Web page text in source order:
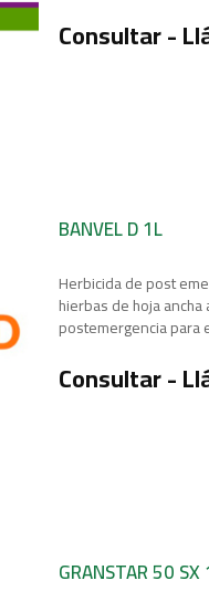
Consultar -
BANVEL D 1L
Herbicida de post
hierbas de hoja
postemergencia para
Consultar -
GRANSTAR 50